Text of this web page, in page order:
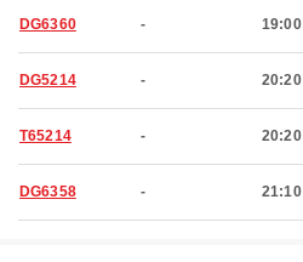
DG6360 - 19:00
DG5214 - 20:20
T65214 - 20:20
DG6358 - 21:10